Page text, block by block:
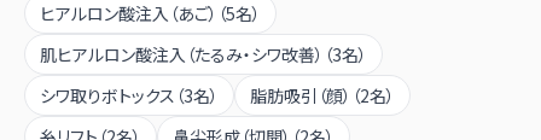
ヒアルロン酸注入（あご） （5名）
肌ヒアルロン酸注入（たるみ・シワ改善） （3名）
シワ取りボトックス （3名） 脂肪吸引（顔） （2名）